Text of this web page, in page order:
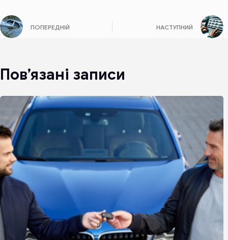
ПОПЕРЕДНІЙ НАСТУПНИЙ
Пов’язані записи